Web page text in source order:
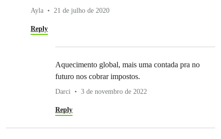
Ayla 21 de julho de 2020
Reply
Aquecimento global, mais uma contada pra no
futuro nos cobrar impostos.
Darci 3 de novembro de 2022
Reply